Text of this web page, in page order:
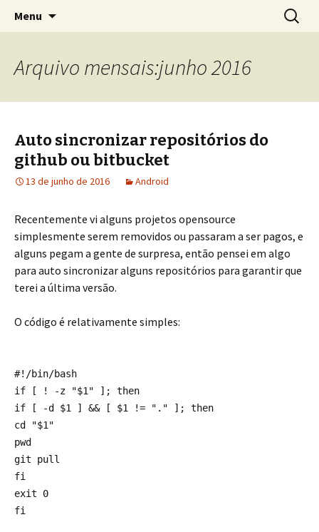
Leandro Henrique
Menu
conteúdo
por:
Arquivo mensais:junho 2016
Auto sincronizar repositórios do
github ou bitbucket
13 de junho de 2016 Android
Recentemente vi alguns projetos opensource
simplesmente serem removidos ou passaram a ser pagos, e
alguns pegam a gente de surpresa, então pensei em algo
para auto sincronizar alguns repositórios para garantir que
terei a última versão.
O código é relativamente simples:
#!/bin/bash
if [ ! -z "$1" ]; then
if [ -d $1 ] && [ $1 != "." ]; then
cd "$1"
pwd
git pull
fi
exit 0
fi